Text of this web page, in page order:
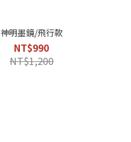
神明墨鏡/飛行款
NT$990
NT$1,200